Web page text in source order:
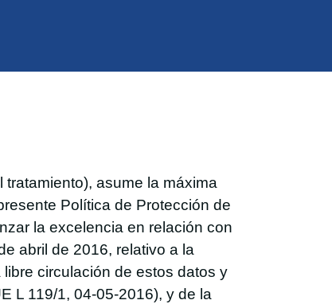
asume la máxima
Política de Protección de
la excelencia en relación con
abril de 2016, relativo a la
circulación de estos datos y
L 119/1, 04-05-2016), y de la